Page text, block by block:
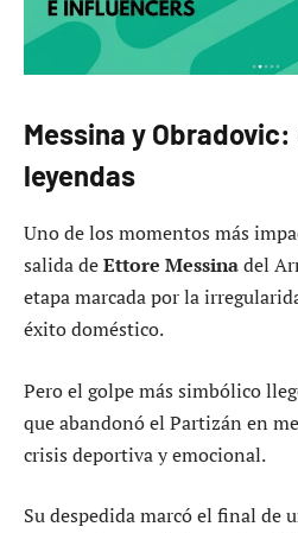
Messina y
leyendas
Uno de los momentos más
salida deEttore Messinadel
etapa marcada por la
éxito doméstico.
Pero el golpe más simbólico
que abandonó el Partizán en
crisis deportiva y emocional.
Su despedida marcó el final de